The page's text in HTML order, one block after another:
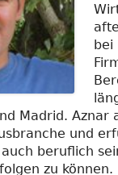
bei
Madrid. Aznar
und
beruflich
zu können.